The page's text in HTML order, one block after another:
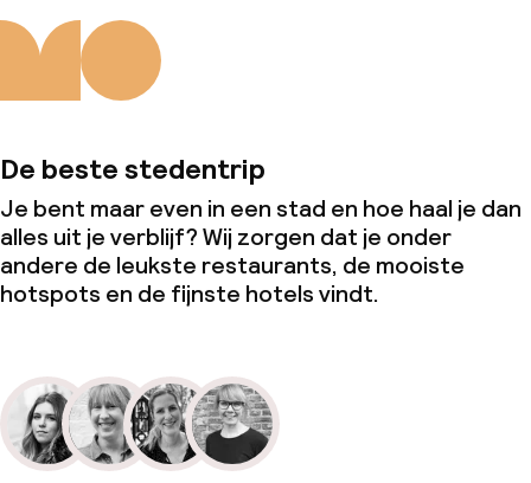
De beste stedentrip
Je bent maar even in een stad en hoe haal je dan
alles uit je verblijf? Wij zorgen dat je onder
andere de leukste restaurants, de mooiste
hotspots en de fijnste hotels vindt.